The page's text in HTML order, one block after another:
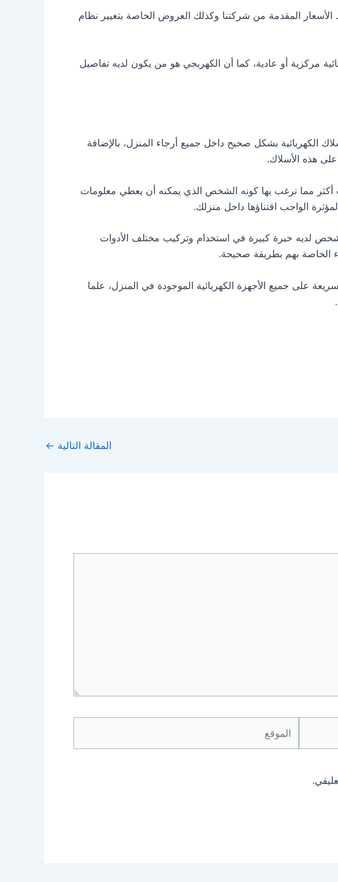
المقدمة من شركتنا وكذلك العروض الخاصة بتغيير نظام
مركزية أو عادية، كما أن الكهربجي هو من يكون لديه تفاصيل
الكهربائية بشكل صحيح داخل جميع أرجاء المنزل، بالإضافة
هذه الأسلاك.
مما ترغب بها كونه الشخص الذي يمكنه أن يعطي معلومات
الواجب اقتناؤها داخل منزلك.
لديه خبرة كبيرة في استخدام وتركيب مختلف الأدوات
الخاصة بهم بطريقة صحيحة.
على جميع الأجهزة الكهربائية الموجودة في المنزل، علما
المقالة التالية ←